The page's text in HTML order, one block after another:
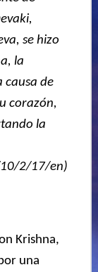
se hizo
la
causa de
corazón,
la
2/17/en)
Krishna,
una